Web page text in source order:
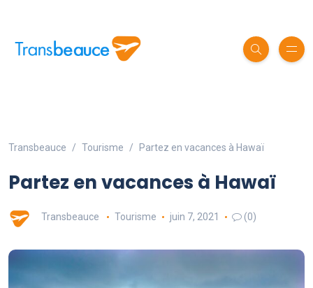
Transbeauce Tourisme Partez en vacances à Hawaï
Partez en vacances à Hawaï
Transbeauce Tourisme juin 7, 2021 (0)